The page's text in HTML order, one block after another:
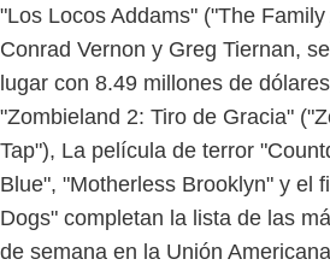
"Los Locos Addams" ("The
Conrad Vernon y Greg Tiernan,
lugar con 8.49 millones de
"Zombieland 2: Tiro de Gracia"
Tap"), La película de terror
Blue", "Motherless Brooklyn" y el
Dogs" completan la lista de las
de semana en la Unión